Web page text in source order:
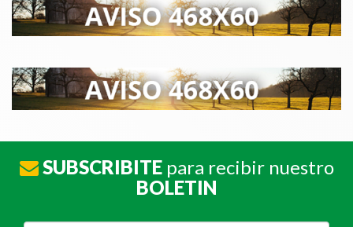
SUBSCRIBITEpara recibir nuestro
BOLETIN